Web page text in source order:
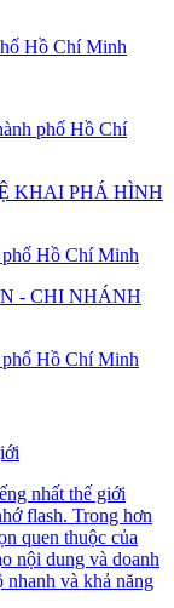
Hồ Chí Minh
phố Hồ Chí
KHAI PHÁ HÌNH
phố Hồ Chí Minh
- CHI NHÁNH
phố Hồ Chí Minh
nhất thế giới
flash. Trong hơn
quen thuộc của
nội dung và doanh
nhanh và khả năng